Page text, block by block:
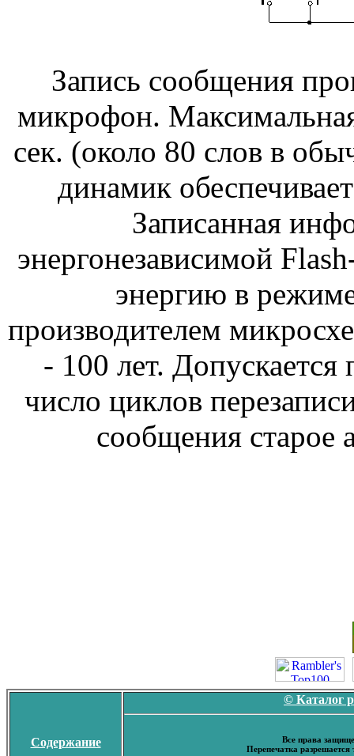
Запись сообщения
микрофон.
сек. (около 80 слов в
динамик
Записанная
энергонезависимой
энергию в
производителем
- 100 лет. Допускается
число циклов
сообщения старое
Содержание
© Каталог
Все права
Перепечатка